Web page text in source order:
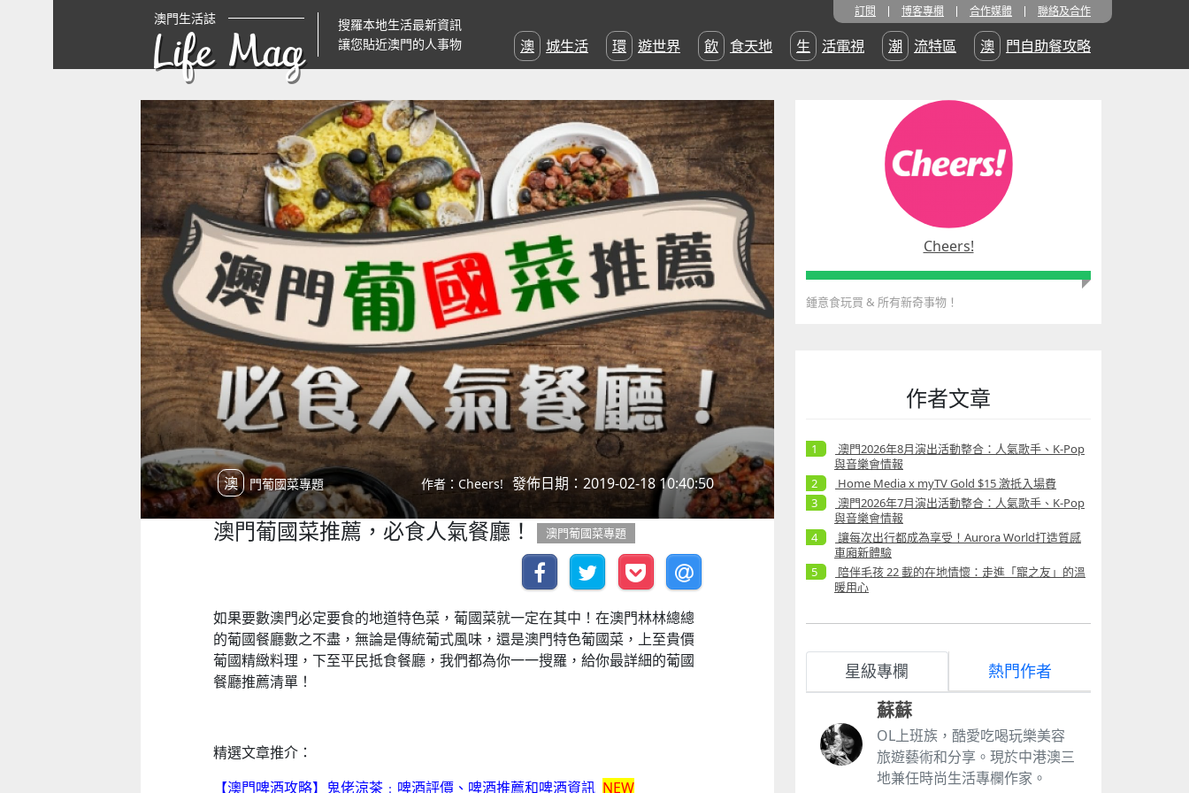
澳門生活誌
Life Mag
搜羅本地生活最新資訊
讓您貼近澳門的人事物
訂閱 博客專欄 合作媒體 聯絡及合作
澳城生活 環遊世界 飲食天地 生活電視 潮流特區 澳門自助餐攻略
澳門葡國菜專題 作者：Cheers! 發佈日期：2019-02-18 10:40:50
澳門葡國菜推薦，必食人氣餐廳！ 澳門葡國菜專題
如果要數澳門必定要食的地道特色菜，葡國菜就一定在其中！在澳門林林總總
的葡國餐廳數之不盡，無論是傳統葡式風味，還是澳門特色葡國菜，上至貴價
葡國精緻料理，下至平民抵食餐廳，我們都為你一一搜羅，給你最詳細的葡國
餐廳推薦清單！
精選文章推介：
【澳門啤酒攻略】鬼佬涼茶﹕啤酒評價、啤酒推薦和啤酒資訊 NEW
Cheers!
鍾意食玩買 & 所有新奇事物！
作者文章
澳門2026年8月演出活動整合：人氣歌手、K-Pop
與音樂會情報
Home Media x myTV Gold $15 激抵入場費
澳門2026年7月演出活動整合：人氣歌手、K-Pop
與音樂會情報
讓每次出行都成為享受！Aurora World打造質感
車廂新體驗
陪伴毛孩 22 載的在地情懷：走進「寵之友」的溫
暖用心
星級專欄 熱門作者
蘇蘇
OL上班族，酷愛吃喝玩樂美容
旅遊藝術和分享。現於中港澳三
地兼任時尚生活專欄作家。